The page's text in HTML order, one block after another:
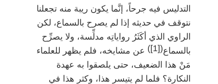
التدليس فيه جرحاً، إنَّما يكون ريبة منه تجعلنا
نتوقف في حديثه إذا لم يصرح بالسماع، لكن
الراوي الذي أكَثَرُ رواياتِه مدلِّسة، ولا يصرِّح
بالسماع(
[1]
) عن مشايخه، فلم يظهر للعلماء
مَنْ هذا الضعيف، حتى يلصقوا به عهدة
النكارة؟ فلما لم يتيسر هذا، وكثر هذا في